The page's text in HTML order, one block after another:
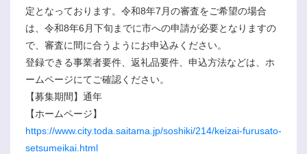
定となっております。令和8年7月の審査をご希望の場合
は、令和8年6月下旬までに市への申請が必要となりますの
で、審査に間に合うようにお申込みください。
登録できる事業者要件、返礼品要件、申込方法などは、ホ
ームページにてご確認ください。
【募集期間】通年
【ホームページ】
https://www.city.toda.saitama.jp/soshiki/214/keizai-furusato-
setsumeikai.html